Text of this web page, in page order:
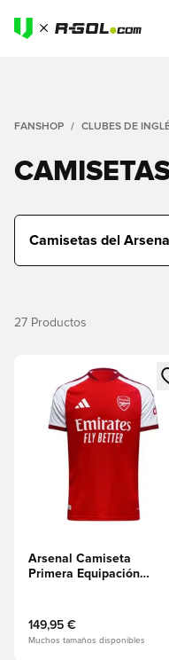
FANSHOP CLUBES DE
Camisetas del Arsenal
27 Productos
Abre un modal para
Arsenal Camiseta
Primera Equipación
149,95 €
Muchos tamaños disponibles